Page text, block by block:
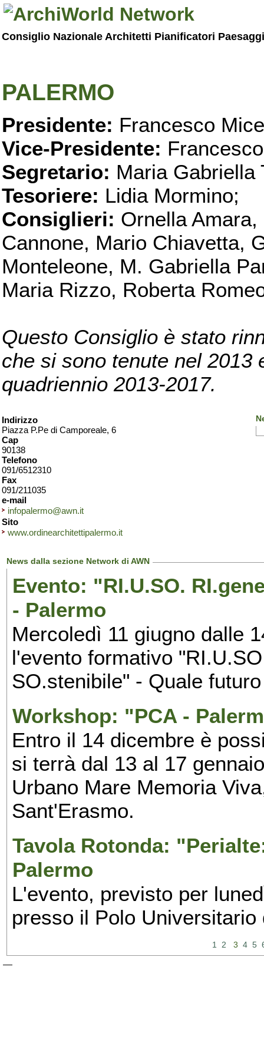
Consiglio Nazionale Architetti Pianificatori
PALERMO
Presidente: Francesco
Vice-Presidente:
Segretario: Maria Gabriella
Tesoriere: Lidia Mormino;
Consiglieri: Ornella
Cannone, Mario Chiavetta,
Monteleone, M. Gabriella
Maria Rizzo, Roberta
Questo Consiglio è stato
che si sono tenute nel 2013
quadriennio 2013-2017.
Indirizzo
Piazza P.Pe di Camporeale, 6
Cap
90138
Telefono
091/6512310
Fax
091/211035
e-mail
infopalermo@awn.it
Sito
www.ordinearchitettipalermo.it
News dalla sezione Network di AWN
Evento: "RI.U.SO.
- Palermo
Mercoledì 11 giugno dalle
l'evento formativo
SO.stenibile" - Quale
Workshop: "PCA -
Entro il 14 dicembre è
si terrà dal 13 al 17
Urbano Mare Memoria
Sant'Erasmo.
Tavola Rotonda:
Palermo
L'evento, previsto per
presso il Polo Universitario
1 2 3 4 5